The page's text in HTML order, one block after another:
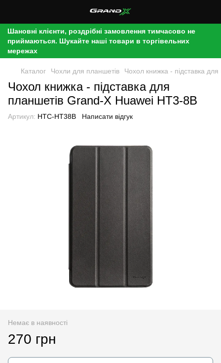
Шановні клієнти, роздрібні замовлення тимчасово не
приймаються. Шукайте наші товари в торгівельних
мережах
Каталог Чохли для планшетів Чохол книжка - підставка
Чохол книжка - підставка для
планшетів Grand-X Huawei HT3-8B
Артикул: HTC-HT38B Написати відгук
Немає в наявності
270 грн